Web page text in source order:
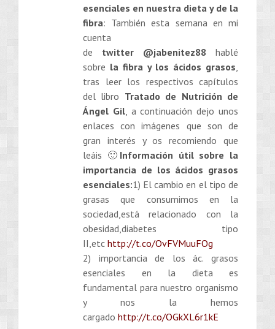
esenciales en nuestra dieta y de la
fibra: También esta semana en mi
cuenta
de twitter @jabenitez88 hablé
sobre la fibra y los ácidos grasos
tras leer los respectivos capítulos
del libro Tratado de Nutrición de
Ángel Gil, a continuación dejo unos
enlaces con imágenes que son de
gran interés y os recomiendo que
leáis 🙂 Información útil sobre la
importancia de los ácidos grasos
esenciales:1) El cambio en el tipo de
grasas que consumimos en la
sociedad,está relacionado con la
obesidad,diabetes tipo
II,etc http://t.co/OvFVMuuFOg
2) importancia de los ác. grasos
esenciales en la dieta es
fundamental para nuestro organismo
y nos la hemos
cargado http://t.co/OGkXL6r1kE